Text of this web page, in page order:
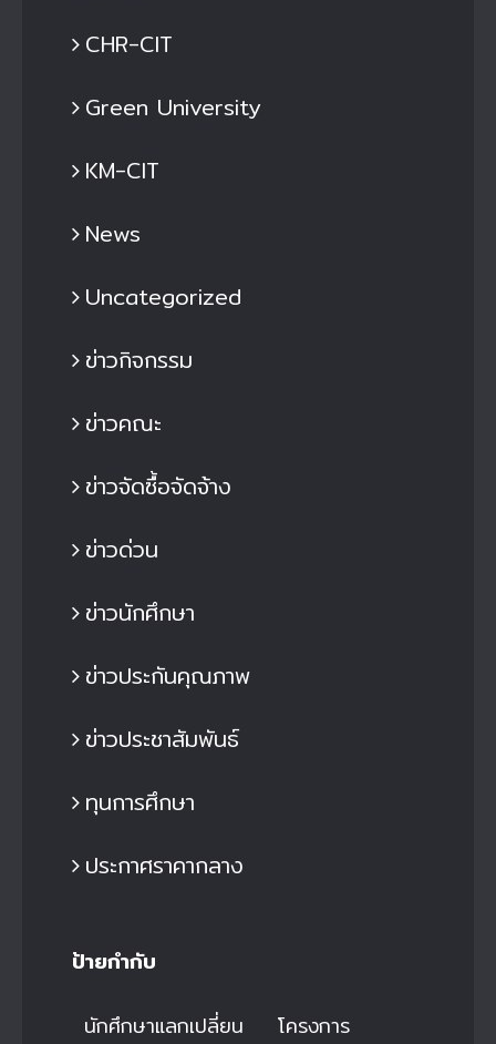
CHR-CIT
Green University
KM-CIT
News
Uncategorized
ข่าวกิจกรรม
ข่าวคณะ
ข่าวจัดซื้อจัดจ้าง
ข่าวด่วน
ข่าวนักศึกษา
ข่าวประกันคุณภาพ
ข่าวประชาสัมพันธ์
ทุนการศึกษา
ประกาศราคากลาง
ป้ายกำกับ
นักศึกษาแลกเปลี่ยน โครงการ